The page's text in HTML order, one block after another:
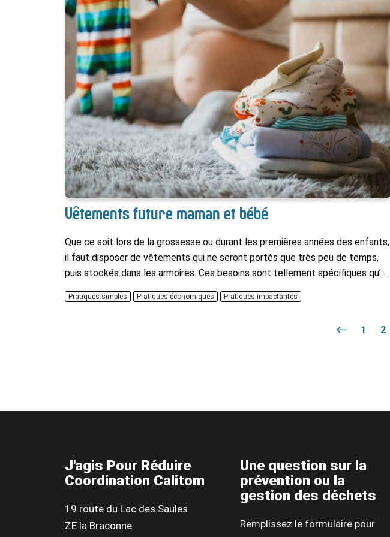
Vêtements future maman et bébé
Que ce soit lors de la grossesse ou durant les premières années des enfants,
il faut disposer de vêtements qui ne seront portés que très peu de temps,
puis stockés dans les armoires. Ces besoins sont tellement spécifiques qu’à
l’exception de quelques coups de cœur, il peut être préférable de solliciter
vos proches ou d’opter...
Pratiques simples Pratiques économiques Pratiques impactantes
1 2
J'agis Pour Réduire
Coordination Calitom
19 route du Lac des Saules
ZE la Braconne
Une question sur la
prévention ou la
gestion des déchets
Remplissez le formulaire pour